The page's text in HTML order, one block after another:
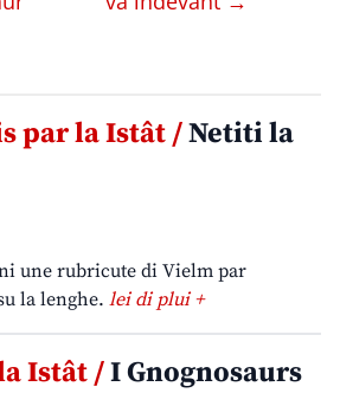
par la Istât /Netiti la
une rubricute di Vielm par
la lenghe. lei di plui +
Istât /I Gnognosaurs